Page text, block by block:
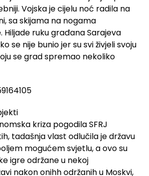
Vojska je cijelu noć radila na
sa skijama na nogama
ruku građana Sarajeva
se nije bunio jer su svi živjeli svoju
se grad spremao nekoliko
kriza pogodila SFRJ
tadašnja vlast odlučila je državu
mogućem svjetlu, a ovo su
igre održane u nekoj
nakon onihh održanih u Moskvi,